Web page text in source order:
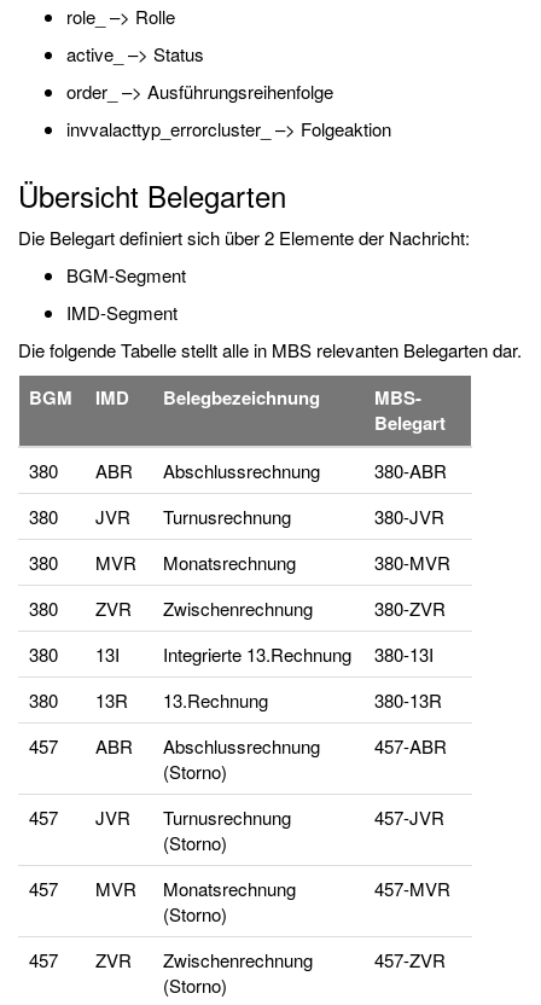
role_ –> Rolle
active_ –> Status
order_ –> Ausführungsreihenfolge
invvalacttyp_errorcluster_ –> Folgeaktion
Übersicht Belegarten
Die Belegart definiert sich über 2 Elemente der Nachricht:
BGM-Segment
IMD-Segment
Die folgende Tabelle stellt alle in MBS relevanten Belegarten dar.
BGM IMD Belegbezeichnung
MBS-
Belegart
380 ABR Abschlussrechnung
380-ABR
380
JVR Turnusrechnung
380-JVR
380
MVR Monatsrechnung
380-MVR
380
ZVR Zwischenrechnung
380-ZVR
380
13I Integrierte 13.Rechnung
380-13I
380
13R 13.Rechnung
380-13R
457
ABR
Abschlussrechnung
(Storno)
457-ABR
457 JVR
Turnusrechnung
(Storno)
457-JVR
457 MVR
Monatsrechnung
(Storno)
457-MVR
457 ZVR
Zwischenrechnung
(Storno)
457-ZVR